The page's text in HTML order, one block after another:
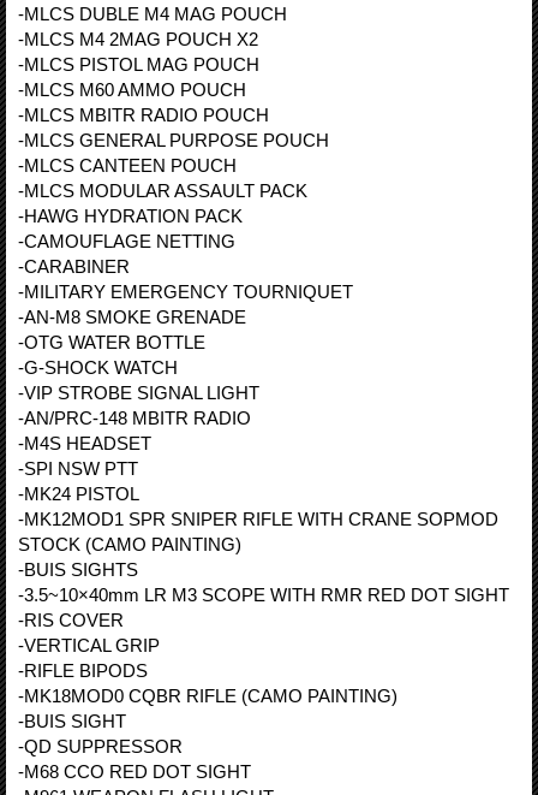
-MLCS DUBLE M4 MAG POUCH
-MLCS M4 2MAG POUCH X2
-MLCS PISTOL MAG POUCH
-MLCS M60 AMMO POUCH
-MLCS MBITR RADIO POUCH
-MLCS GENERAL PURPOSE POUCH
-MLCS CANTEEN POUCH
-MLCS MODULAR ASSAULT PACK
-HAWG HYDRATION PACK
-CAMOUFLAGE NETTING
-CARABINER
-MILITARY EMERGENCY TOURNIQUET
-AN-M8 SMOKE GRENADE
-OTG WATER BOTTLE
-G-SHOCK WATCH
-VIP STROBE SIGNAL LIGHT
-AN/PRC-148 MBITR RADIO
-M4S HEADSET
-SPI NSW PTT
-MK24 PISTOL
-MK12MOD1 SPR SNIPER RIFLE WITH CRANE SOPMOD
STOCK (CAMO PAINTING)
-BUIS SIGHTS
-3.5~10×40mm LR M3 SCOPE WITH RMR RED DOT SIGHT
-RIS COVER
-VERTICAL GRIP
-RIFLE BIPODS
-MK18MOD0 CQBR RIFLE (CAMO PAINTING)
-BUIS SIGHT
-QD SUPPRESSOR
-M68 CCO RED DOT SIGHT